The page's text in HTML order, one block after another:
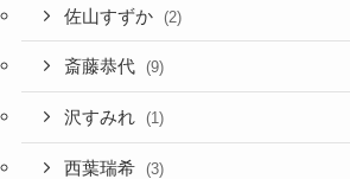
佐山すずか (2)
斎藤恭代 (9)
沢すみれ (1)
西葉瑞希 (3)